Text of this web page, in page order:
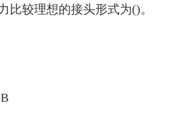
较理想的接头形式为()。